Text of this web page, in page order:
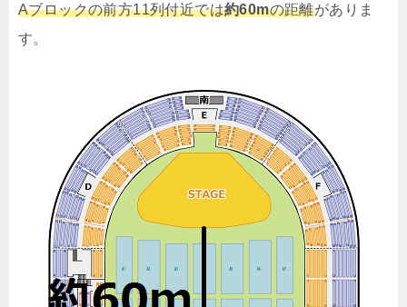
Aブロックの前方11列付近では約60mの距離がありま
す。